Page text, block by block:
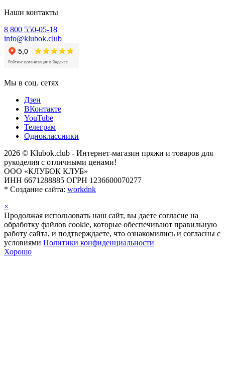
Наши контакты
8 800 550-05-18
info@klubok.club
Мы в соц. сетях
Дзен
ВКонтакте
YouTube
Телеграм
Одноклассники
2026 © Klubok.club - Интернет-магазин пряжи и товаров для
рукоделия с отличными ценами!
ООО «КЛУБОК КЛУБ»
ИНН 6671288885 ОГРН 1236600070277
* Создание сайта: workdnk
×
Продолжая использовать наш сайт, вы даете согласие на
обработку файлов cookie, которые обеспечивают правильную
работу сайта, и подтверждаете, что ознакомились и согласны с
условиями Политики конфиденциальности
Хорошо